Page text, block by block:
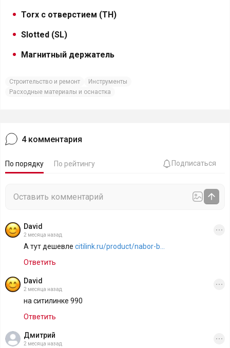
Torx с отверстием (TH)
Slotted (SL)
Магнитный держатель
Строительство и ремонт
Инструменты
Расходные материалы и оснастка
4 комментария
По порядку По рейтингу Подписаться
David
2 месяца назад
А тут дешевле citilink.ru/product/nabor-b...
Ответить
David
2 месяца назад
на ситилинке 990
Ответить
Дмитрий
2 месяца назад